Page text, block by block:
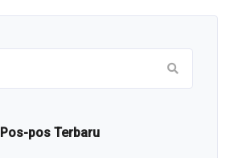
Pos-pos Terbaru